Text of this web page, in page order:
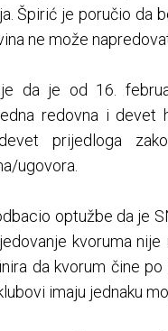
Špirić je poručio da
ne može
da je od 16.
redovna i devet
prijedloga
ugovora.
optužbe da je
kvoruma
da kvorum čine
imaju jednaku